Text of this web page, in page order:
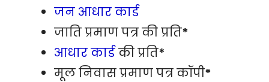
जन आधार कार्ड
जाति प्रमाण पत्र की प्रति*
आधार कार्डकी प्रति*
मूल निवास प्रमाण पत्र कॉपी*